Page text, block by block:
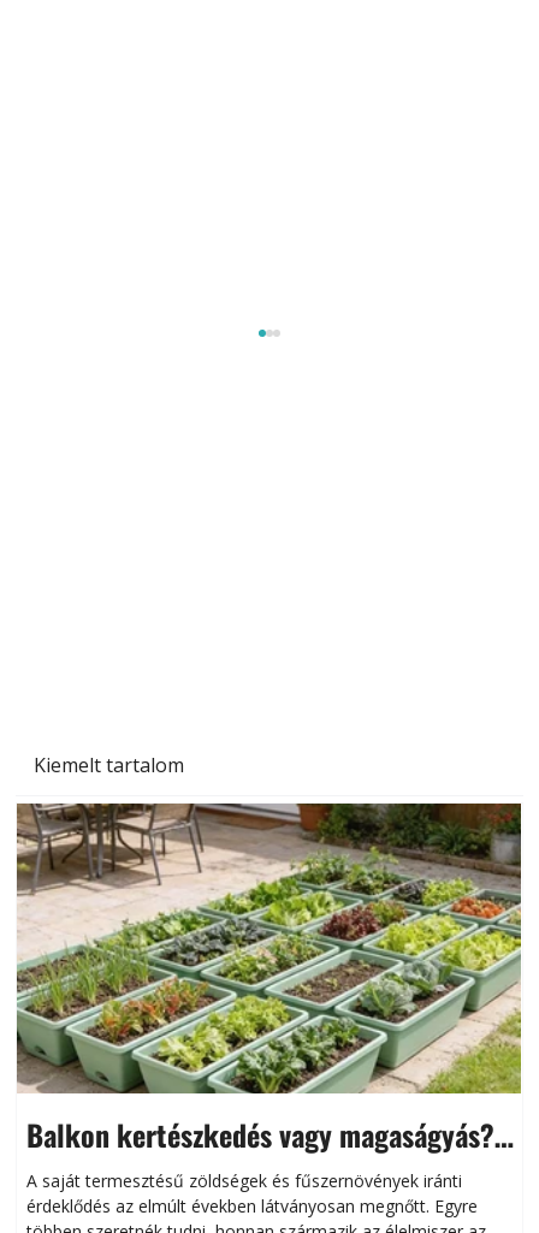
Kiemelt tartalom
Balkon kertészkedés vagy magaságyás?
Helytakarékos kertészkedés
A saját termesztésű zöldségek és fűszernövények iránti
érdeklődés az elmúlt években látványosan megnőtt. Egyre